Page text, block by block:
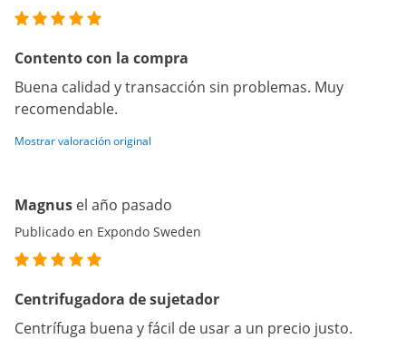
Contento con la compra
Buena calidad y transacción sin problemas. Muy
recomendable.
Mostrar valoración original
Magnus el año pasado
Publicado en Expondo Sweden
Centrifugadora de sujetador
Centrífuga buena y fácil de usar a un precio justo.